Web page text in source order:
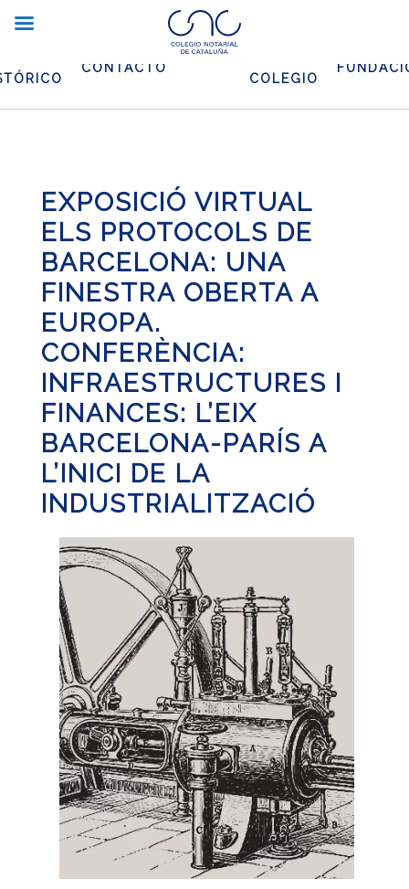
CONTACTO
COLEGIO
EXPOSICIÓ VIRTUAL
ELS PROTOCOLS DE
BARCELONA: UNA
FINESTRA OBERTA A
EUROPA.
CONFERÈNCIA:
INFRAESTRUCTURES I
FINANCES: L’EIX
BARCELONA-PARÍS A
L’INICI DE LA
INDUSTRIALITZACIÓ